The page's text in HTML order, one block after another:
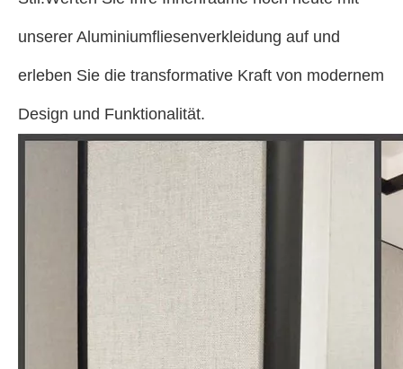
unserer Aluminiumfliesenverkleidung auf und
erleben Sie die transformative Kraft von modernem
Design und Funktionalität.